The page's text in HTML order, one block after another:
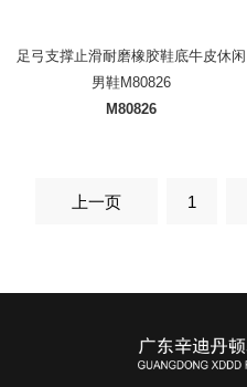
足弓支撑止滑耐磨橡胶鞋底牛皮休闲
男鞋M80826
M80826
上一页 1